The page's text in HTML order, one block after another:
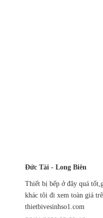
Đức Tài - Long Biên
Thiết bị bếp ở đây quá
khác tôi đi xem toàn giá
thietbivesinhso1.com